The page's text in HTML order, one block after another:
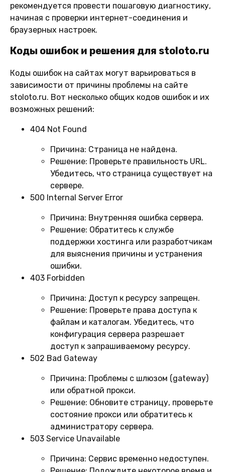
рекомендуется провести пошаговую диагностику,
начиная с проверки интернет-соединения и
браузерных настроек.
Коды ошибок и решения для stoloto.ru
Коды ошибок на сайтах могут варьироваться в
зависимости от причины проблемы на сайте
stoloto.ru. Вот несколько общих кодов ошибок и их
возможных решений:
404 Not Found
Причина: Страница не найдена.
Решение: Проверьте правильность URL.
Убедитесь, что страница существует на
сервере.
500 Internal Server Error
Причина: Внутренняя ошибка сервера.
Решение: Обратитесь к службе
поддержки хостинга или разработчикам
для выяснения причины и устранения
ошибки.
403 Forbidden
Причина: Доступ к ресурсу запрещен.
Решение: Проверьте права доступа к
файлам и каталогам. Убедитесь, что
конфигурация сервера разрешает
доступ к запрашиваемому ресурсу.
502 Bad Gateway
Причина: Проблемы с шлюзом (gateway)
или обратной прокси.
Решение: Обновите страницу, проверьте
состояние прокси или обратитесь к
администратору сервера.
503 Service Unavailable
Причина: Сервис временно недоступен.